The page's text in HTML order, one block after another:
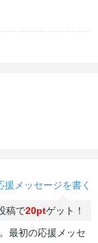
援メッセージを書く
稿で20ptゲット！
最初の応援メッセ